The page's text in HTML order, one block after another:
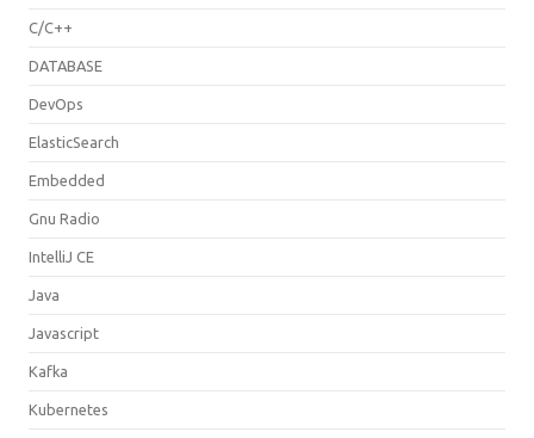
C/C++
DATABASE
DevOps
ElasticSearch
Embedded
Gnu Radio
IntelliJ CE
Java
Javascript
Kafka
Kubernetes